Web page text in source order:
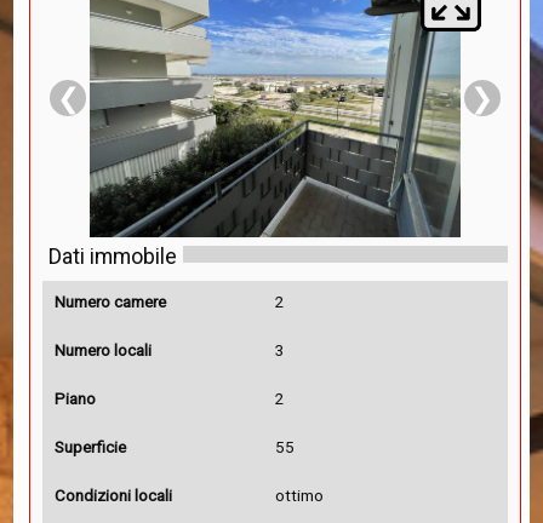
❮ ❯
Dati immobile
Numero camere 2
Numero locali 3
Piano 2
Superficie 55
Condizioni locali ottimo